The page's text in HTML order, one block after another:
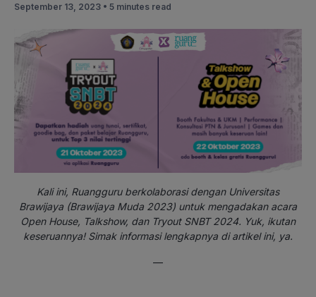
September 13, 2023 • 5 minutes read
Kali ini, Ruangguru berkolaborasi dengan Universitas
Brawijaya (Brawijaya Muda 2023) untuk mengadakan acara
Open House, Talkshow, dan Tryout SNBT 2024. Yuk, ikutan
keseruannya! Simak informasi lengkapnya di artikel ini, ya.
—